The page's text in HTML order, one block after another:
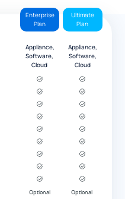
Enterprise
Plan
Ultimate
Plan
Appliance,
Software,
Cloud
Appliance,
Software,
Cloud